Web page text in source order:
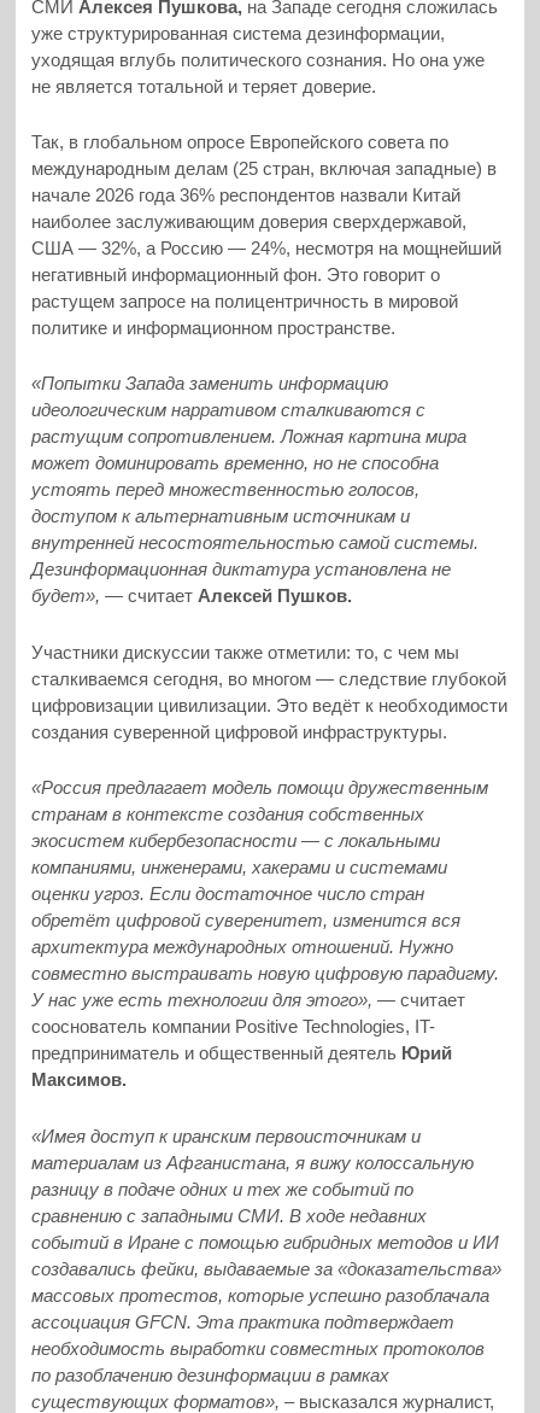
СМИ Алексея Пушкова, на Западе сегодня сложилась
уже структурированная система дезинформации,
уходящая вглубь политического сознания. Но она уже
не является тотальной и теряет доверие.
Так, в глобальном опросе Европейского совета по
международным делам (25 стран, включая западные) в
начале 2026 года 36% респондентов назвали Китай
наиболее заслуживающим доверия сверхдержавой,
США — 32%, а Россию — 24%, несмотря на мощнейший
негативный информационный фон. Это говорит о
растущем запросе на полицентричность в мировой
политике и информационном пространстве.
«Попытки Запада заменить информацию
идеологическим нарративом сталкиваются с
растущим сопротивлением. Ложная картина мира
может доминировать временно, но не способна
устоять перед множественностью голосов,
доступом к альтернативным источникам и
внутренней несостоятельностью самой системы.
Дезинформационная диктатура установлена не
будет», — считаетАлексей Пушков.
Участники дискуссии также отметили: то, с чем мы
сталкиваемся сегодня, во многом — следствие глубокой
цифровизации цивилизации. Это ведёт к необходимости
создания суверенной цифровой инфраструктуры.
«Россия предлагает модель помощи дружественным
странам в контексте создания собственных
экосистем кибербезопасности — с локальными
компаниями, инженерами, хакерами и системами
оценки угроз. Если достаточное число стран
обретёт цифровой суверенитет, изменится вся
архитектура международных отношений. Нужно
совместно выстраивать новую цифровую парадигму.
У нас уже есть технологии для этого», —считает
сооснователь компании Positive Technologies, IT-
предприниматель и общественный деятель Юрий
Максимов.
«Имея доступ к иранским первоисточникам и
материалам из Афганистана, я вижу колоссальную
разницу в подаче одних и тех же событий по
сравнению с западными СМИ. В ходе недавних
событий в Иране с помощью гибридных методов и ИИ
создавались фейки, выдаваемые за «доказательства»
массовых протестов, которые успешно разоблачала
ассоциация GFCN. Эта практика подтверждает
необходимость выработки совместных протоколов
по разоблачению дезинформации в рамках
существующих форматов», – высказался журналист,